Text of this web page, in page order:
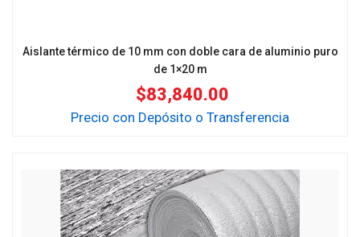
Aislante térmico de 10 mm con doble cara de aluminio puro
de 1×20 m
$83,840.00
Precio con Depósito o Transferencia